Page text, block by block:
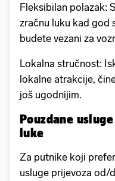
Fleksibilan polazak:
zračnu luku kad god
budete vezani za
Lokalna stručnost:
lokalne atrakcije,
još ugodnijim.
Pouzdane
luke
Za putnike koji
usluge prijevoza od/